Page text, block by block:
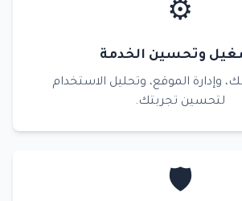
⚙️
وتحسين الخدمة
وإدارة الموقع، وتحليل الاستخدام
لتحسين تجربتك.
🛡️